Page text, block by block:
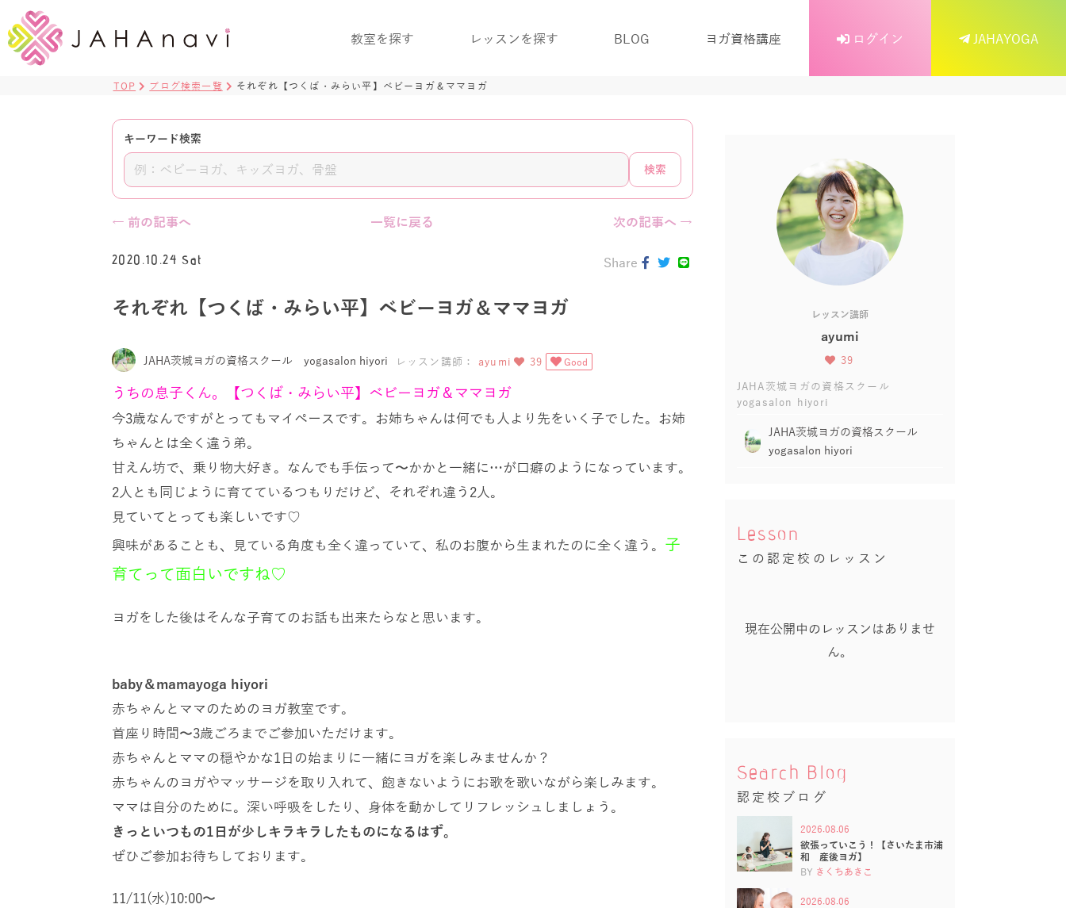
教室を探す レッスンを探す BLOG ヨガ資格講座 ログイン JAHAYOGA
TOP ブログ検索一覧 それぞれ【つくば・みらい平】ベビーヨガ＆ママヨガ
キーワード検索
検索
← 前の記事へ 一覧に戻る 次の記事へ →
2020.10.24 Sat
それぞれ【つくば・みらい平】ベビーヨガ＆ママヨガ
JAHA茨城ヨガの資格スクール yogasalon hiyori レッスン講師： ayumi 39 Good
Share
うちの息子くん。【つくば・みらい平】ベビーヨガ＆ママヨガ
今3歳なんですがとってもマイペースです。お姉ちゃんは何でも人より先をいく子でした。お姉
ちゃんとは全く違う弟。
甘えん坊で、乗り物大好き。なんでも手伝って〜かかと一緒に…が口癖のようになっています。
2人とも同じように育てているつもりだけど、それぞれ違う 2人。
見ていてとっても楽しいです♡
興味があることも、見ている角度も全く違っていて、私のお腹から生まれたのに全く違う。 子
育てって面白いですね♡
ヨガをした後はそんな子育てのお話も出来たらなと思います。
baby＆mamayoga hiyori
赤ちゃんとママのためのヨガ教室です。
首座り時間〜3歳ごろまでご参加いただけます。
赤ちゃんとママの穏やかな1日の始まりに一緒にヨガを楽しみませんか？
赤ちゃんのヨガやマッサージを取り入れて、飽きないようにお歌を歌いながら楽しみます。
ママは自分のために。深い呼吸をしたり、身体を動かしてリフレッシュしましょう。
きっといつもの1日が少しキラキラしたものになるはず。
ぜひご参加お待ちしております。
11/11(水)10:00〜
レッスン講師
ayumi
39
JAHA茨城ヨガの資格スクール
yogasalon hiyori
JAHA茨城ヨガの資格スクール
yogasalon hiyori
Lesson
この認定校のレッスン
現在公開中のレッスンはありませ
ん。
Search Blog
認定校ブログ
2026.08.06
欲張っていこう！【さいたま市浦
和 産後ヨガ】
BY きくちあきこ
2026.08.06